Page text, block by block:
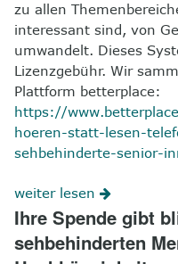
zu allen
interessant sind, von
umwandelt. Dieses
Lizenzgebühr. Wir
Plattform betterplace:
https://
hoeren-statt-lesen-
sehbehinderte-senior-
weiter lesen
Ihre Spende gibt
sehbehinderten